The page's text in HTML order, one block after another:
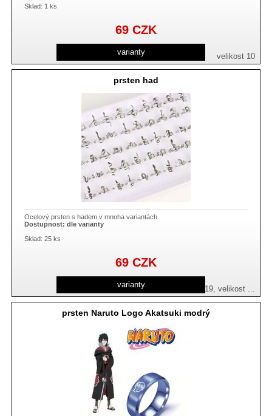
Sklad: 1 ks
varianty velikost 10
69 CZK
prsten had
Ocelový prsten s hadem v mnoha variantách.
Dostupnost:dle varianty
Sklad: 25 ks
varianty
velikost 17, velikost 18, velikost 19, velikost ...
69 CZK
prsten Naruto Logo Akatsuki modrý